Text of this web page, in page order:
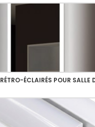
ÉCLAIRÉS POUR SALLE